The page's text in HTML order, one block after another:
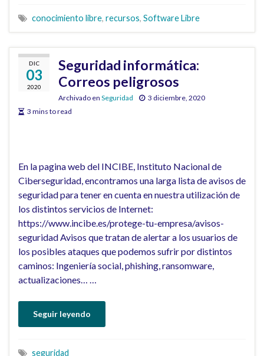
conocimiento libre, recursos, Software Libre
DIC
03
2020
Seguridad informática:
Correos peligrosos
Archivado en Seguridad
3 diciembre, 2020
3 mins to read
En la pagina web del INCIBE, Instituto Nacional de
Ciberseguridad, encontramos una larga lista de avisos de
seguridad para tener en cuenta en nuestra utilización de
los distintos servicios de Internet:
https://www.incibe.es/protege-tu-empresa/avisos-
seguridad Avisos que tratan de alertar a los usuarios de
los posibles ataques que podemos sufrir por distintos
caminos: Ingeniería social, phishing, ransomware,
actualizaciones… …
Seguir leyendo
seguridad